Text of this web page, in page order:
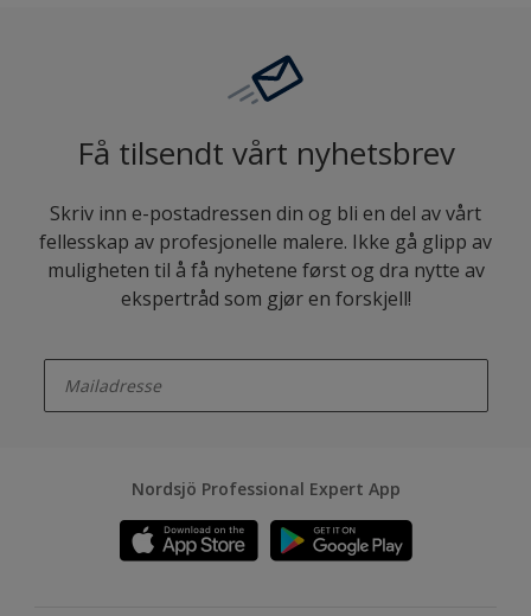
Få tilsendt vårt nyhetsbrev
Skriv inn e-postadressen din og bli en del av vårt
fellesskap av profesjonelle malere. Ikke gå glipp av
muligheten til å få nyhetene først og dra nytte av
ekspertråd som gjør en forskjell!
Nordsjö Professional Expert App